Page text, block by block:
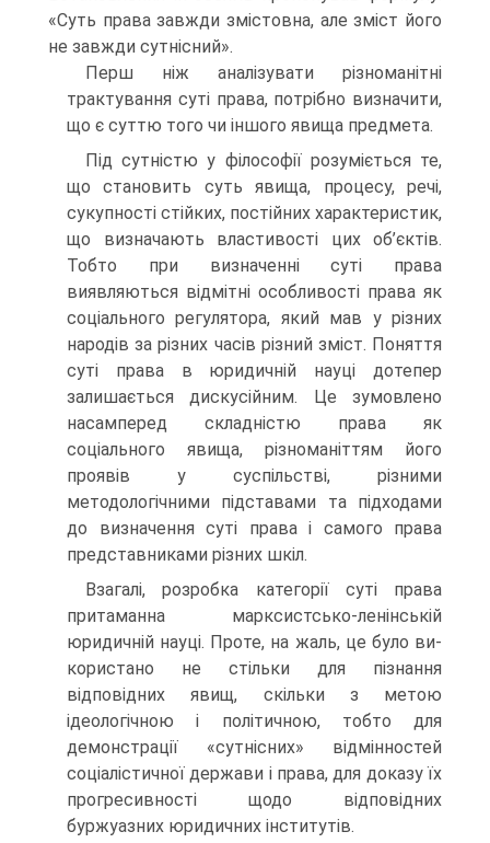
«Суть права завжди змістовна, але зміст його
не завжди сутнісний».
Перш ніж аналізувати різноманітні
трактування суті права, потрібно визначити,
що є суттю того чи іншого явища пред­мета.
Під сутністю у філософії розуміється те,
що стано­вить суть явища, процесу, речі,
сукупності стійких, по­стійних характеристик,
що визначають властивості цих об’єктів.
Тобто при визначенні суті права
виявляються відмітні особливості права як
соціального регулятора, який мав у різних
народів за різних часів різний зміст. Поняття
суті права в юридичній науці дотепер
залишається дискусійним. Це зумов­лено
насамперед складністю права як
соціального явища, різно­маніттям його
проявів у суспільстві, різними
методологічними підставами та підходами
до визначення суті права і самого права
представниками різних шкіл.
Взагалі, розробка категорії суті права
притаманна марксист­сько-ленінській
юридичній науці. Проте, на жаль, це було ви­
користано не стільки для пізнання
відповідних явищ, скільки з метою
ідеологічною і політичною, тобто для
демонстрації «сут­нісних» відмінностей
соціалістичної держави і права, для дока­зу їх
прогресивності щодо відповідних
буржуазних юридичних інститутів.